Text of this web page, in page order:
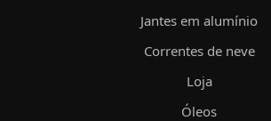
Jantes em alumínio
Correntes de neve
Loja
Óleos